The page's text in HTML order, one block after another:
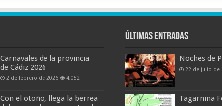
Carnavales de la provincia
de Cádiz 2026
2 de febrero de 2026 4,052
Con el otoño, llega la berrea
Últimas entradas
Noches de
22 de julio de
Tagarnina